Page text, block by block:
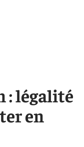
: légalité
en